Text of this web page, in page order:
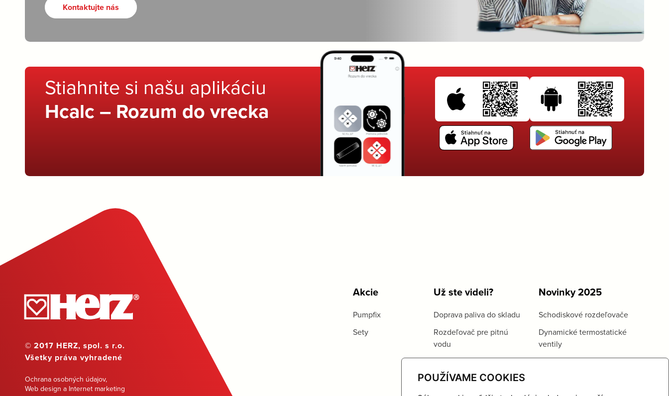
POUŽÍVAME COOKIES
Kontaktujte nás
Stiahnite si našu aplikáciu
Hcalc – Rozum do vrecka
© 2017 HERZ, spol. s r.o.
Všetky práva vyhradené
Ochrana osobných údajov,
Web design a Internet marketing
Akcie
Pumpfix
Sety
Už ste videli?
Doprava paliva do skladu
Rozdeľovač pre pitnú
vodu
Novinky 2025
Schodiskové rozdeľovače
Dynamické termostatické
ventily